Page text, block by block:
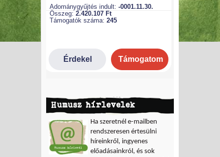
Humusz hírlevelek
Ha szeretnél e-mailben
rendszeresen értesülni
híreinkről, ingyenes
előadásainkról, és sok